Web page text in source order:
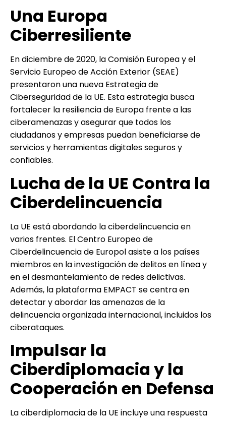
Una Europa
Ciberresiliente
En diciembre de 2020, la Comisión Europea y el
Servicio Europeo de Acción Exterior (SEAE)
presentaron una nueva Estrategia de
Ciberseguridad de la UE. Esta estrategia busca
fortalecer la resiliencia de Europa frente a las
ciberamenazas y asegurar que todos los
ciudadanos y empresas puedan beneficiarse de
servicios y herramientas digitales seguros y
confiables.
Lucha de la UE Contra la
Ciberdelincuencia
La UE está abordando la ciberdelincuencia en
varios frentes. El Centro Europeo de
Ciberdelincuencia de Europol asiste a los países
miembros en la investigación de delitos en línea y
en el desmantelamiento de redes delictivas.
Además, la plataforma EMPACT se centra en
detectar y abordar las amenazas de la
delincuencia organizada internacional, incluidos los
ciberataques.
Impulsar la
Ciberdiplomacia y la
Cooperación en Defensa
La ciberdiplomacia de la UE incluye una respuesta